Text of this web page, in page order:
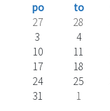
po
to
27
28
3
4
10
11
17
18
24
25
31
1